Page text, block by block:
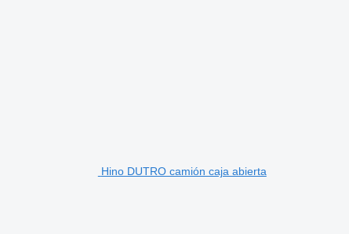
Hino DUTRO camión caja abierta